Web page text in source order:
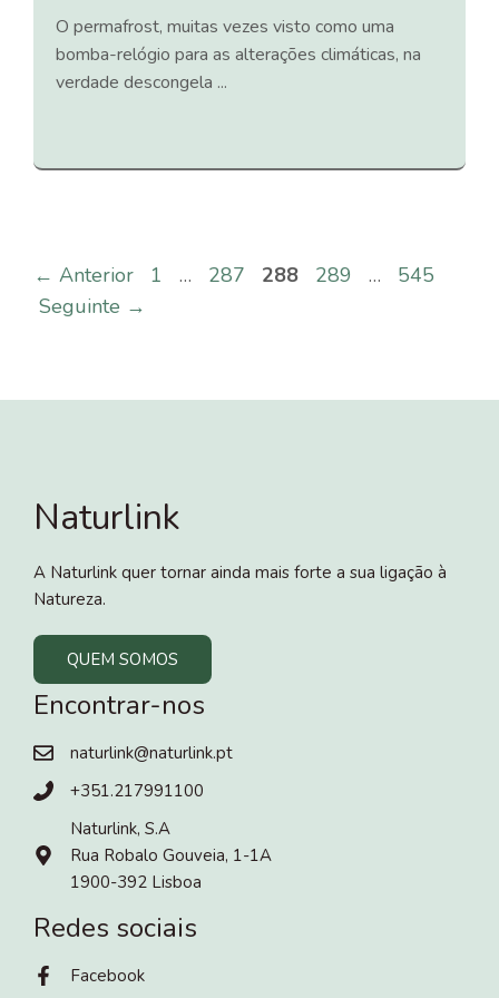
O permafrost, muitas vezes visto como uma
bomba-relógio para as alterações climáticas, na
verdade descongela ...
← Anterior Página
1 … Página
287 Página
288 Página
289 … Página
545
Seguinte →
Naturlink
A Naturlink quer tornar ainda mais forte a sua ligação à
Natureza.
QUEM SOMOS
Encontrar-nos
naturlink@naturlink.pt
+351.217991100
Naturlink, S.A
Rua Robalo Gouveia, 1-1A
1900-392 Lisboa
Redes sociais
Facebook